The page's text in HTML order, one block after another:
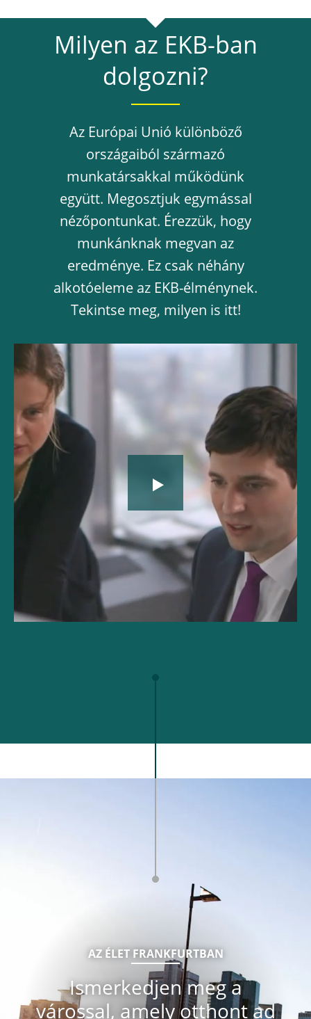
Milyen az EKB-ban
dolgozni?
Az Európai Unió különböző
országaiból származó
munkatársakkal működünk
együtt. Megosztjuk egymással
nézőpontunkat. Érezzük, hogy
munkánknak megvan az
eredménye. Ez csak néhány
alkotóeleme az EKB-élménynek.
Tekintse meg, milyen is itt!
AZ ÉLET FRANKFURTBAN
Ismerkedjen meg a
várossal, amely otthont ad